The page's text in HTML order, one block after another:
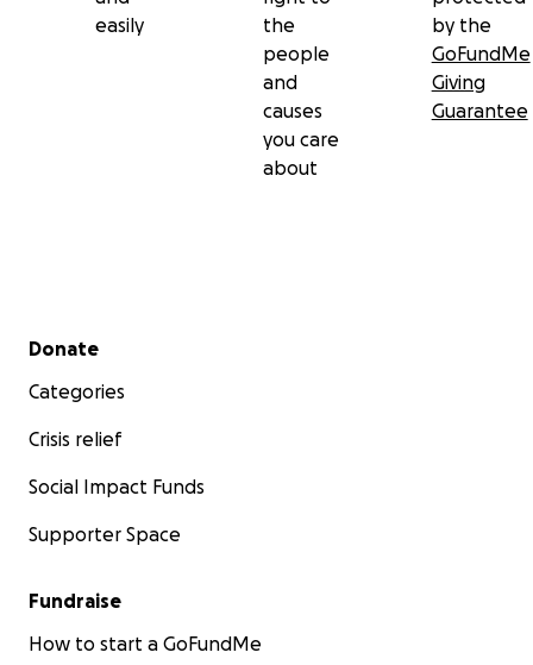
easily
the
people
and
causes
you care
about
by the
GoFundMe
Giving
Guarantee
Secondary menu
Donate
Categories
Crisis relief
Social Impact Funds
Supporter Space
Fundraise
How to start a GoFundMe